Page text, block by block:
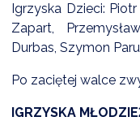
Igrzyska Dzieci:
Zapart,
Durbas, Szymon
Po zaciętej walce
IGRZYSKA